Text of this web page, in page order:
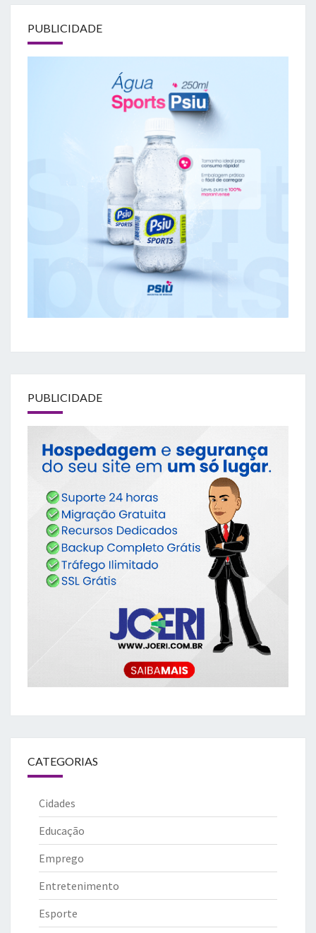
PUBLICIDADE
PUBLICIDADE
CATEGORIAS
Cidades
Educação
Emprego
Entretenimento
Esporte